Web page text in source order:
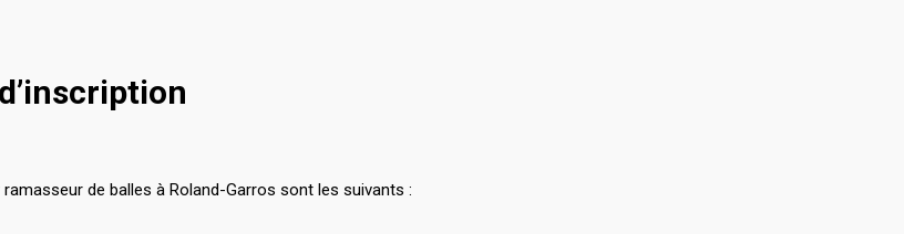
de balles à Roland-Garros sont les suivants :